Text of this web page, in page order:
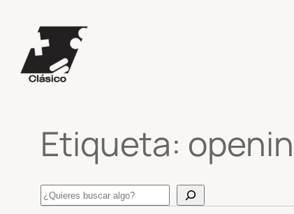
contenido
Etiqueta:
Search